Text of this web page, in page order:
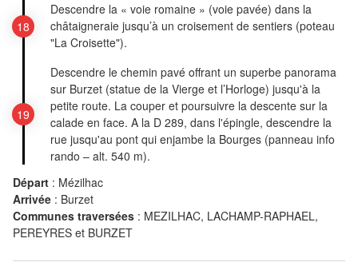
Descendre la « voie romaine » (voie pavée) dans la
châtaigneraie jusqu’à un croisement de sentiers (poteau
"La Croisette").
Descendre le chemin pavé offrant un superbe panorama
sur Burzet (statue de la Vierge et l’Horloge) jusqu'à la
petite route. La couper et poursuivre la descente sur la
calade en face. A la D 289, dans l'épingle, descendre la
rue jusqu'au pont qui enjambe la Bourges (panneau info
rando – alt. 540 m).
Départ : Mézilhac
Arrivée : Burzet
Communes traversées : MEZILHAC, LACHAMP-RAPHAEL,
PEREYRES et BURZET